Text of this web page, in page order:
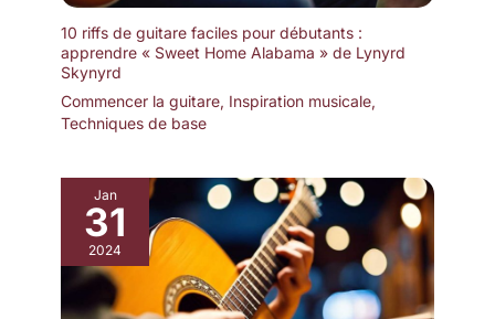
10 riffs de guitare faciles pour débutants :
apprendre « Sweet Home Alabama » de Lynyrd
Skynyrd
Commencer la guitare, Inspiration musicale,
Techniques de base
Jan
31
2024